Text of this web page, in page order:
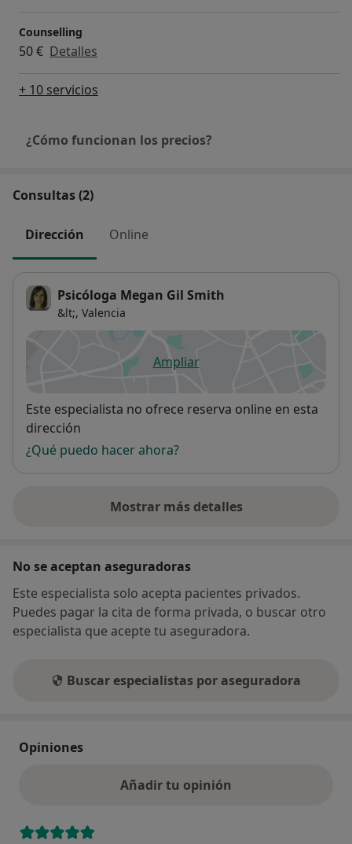
Counselling
50 € Detalles
+ 10 servicios
¿Cómo funcionan los precios?
Consultas (2)
Dirección Online
Psicóloga Megan Gil Smith
&lt;, Valencia
Ampliarse abre en una nueva
Disponibilidad
Este especialista no ofrece reserva online en esta
dirección
¿Qué puedo hacer ahora?
Mostrar más detalles
sobre la dirección
No se aceptan aseguradoras
Este especialista solo acepta pacientes privados.
Puedes pagar la cita de forma privada, o buscar otro
especialista que acepte tu aseguradora.
Buscar especialistas por aseguradora
Opiniones
Añadir tu opinión